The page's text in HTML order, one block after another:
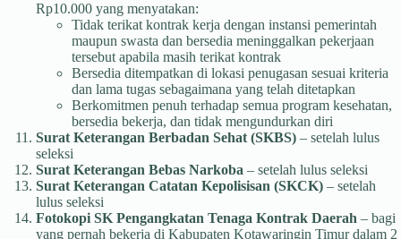
Rp10.000 yang menyatakan:
Tidak terikat kontrak kerja dengan instansi pemerintah
maupun swasta dan bersedia meninggalkan pekerjaan
tersebut apabila masih terikat kontrak
Bersedia ditempatkan di lokasi penugasan sesuai kriteria
dan lama tugas sebagaimana yang telah ditetapkan
Berkomitmen penuh terhadap semua program kesehatan,
bersedia bekerja, dan tidak mengundurkan diri
Surat Keterangan Berbadan Sehat (SKBS) – setelah lulus
seleksi
Surat Keterangan Bebas Narkoba – setelah lulus seleksi
Surat Keterangan Catatan Kepolisisan (SKCK) – setelah
lulus seleksi
Fotokopi SK Pengangkatan Tenaga Kontrak Daerah – bagi
yang pernah bekerja di Kabupaten Kotawaringin Timur dalam 2